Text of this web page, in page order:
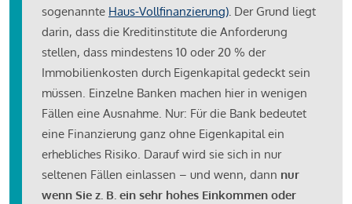
sogenannte Haus-Vollfinanzierung). Der Grund liegt
darin, dass die Kreditinstitute die Anforderung
stellen, dass mindestens 10 oder 20 % der
Immobilienkosten durch Eigenkapital gedeckt sein
müssen. Einzelne Banken machen hier in wenigen
Fällen eine Ausnahme. Nur: Für die Bank bedeutet
eine Finanzierung ganz ohne Eigenkapital ein
erhebliches Risiko. Darauf wird sie sich in nur
seltenen Fällen einlassen – und wenn, dann nur
wenn Sie z. B. ein sehr hohes Einkommen oder